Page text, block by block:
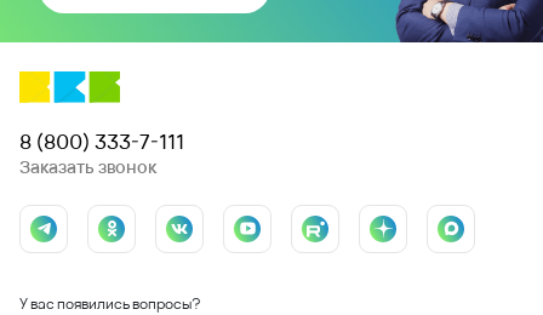
8 (800) 333-7-111
Заказать звонок
У вас появились вопросы?